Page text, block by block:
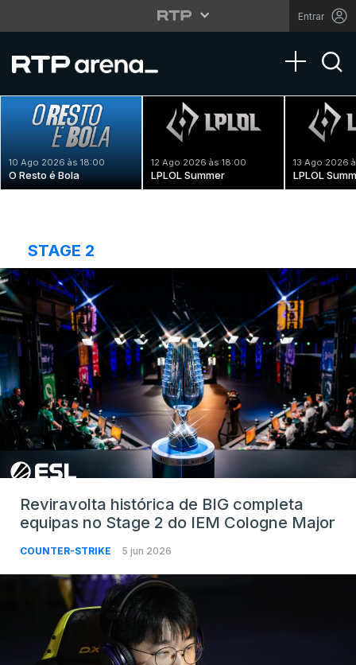
Entrar
Toggle
10 Ago 2026 às 18:00
O Resto é Bola
12 Ago 2026 às 18:00
LPLOL Summer
13 Ago 2026
LPLOL
STAGE 2
Reviravolta histórica de BIG completa
equipas no Stage 2 do IEM Cologne Major
COUNTER-STRIKE 5 jun 2026